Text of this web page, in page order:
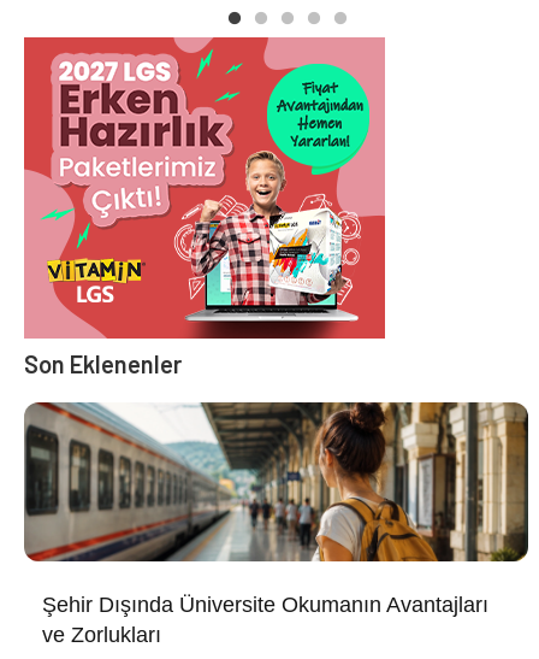
Son Eklenenler
Şehir Dışında Üniversite Okumanın Avantajları
ve Zorlukları